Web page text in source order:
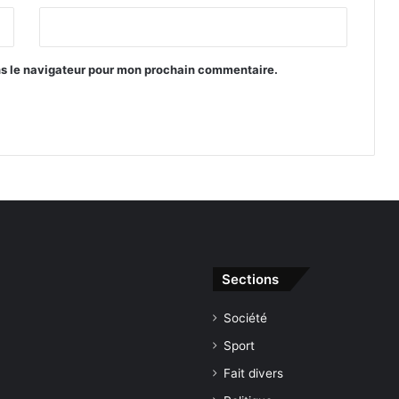
le navigateur pour mon prochain commentaire.
Sections
Société
Sport
Fait divers